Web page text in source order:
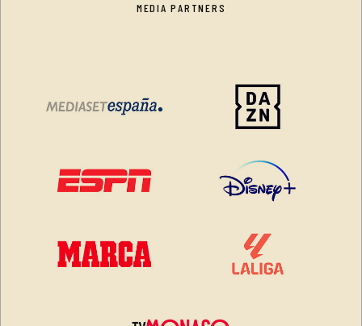
MEDIA PARTNERS